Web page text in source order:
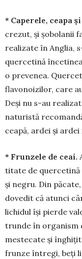
* Caperele, ceapa
crezut, și șobo­lanii
realizate în Anglia,
quer­cetină
o prevenea.
flavonoizilor, care
Deși nu s-au
naturistă
ceapă, ardei și
* Frunzele de ceai.
titate de quer­cetină
și negru. Din
dovedit că a­tunci
lichidul își pier­­­de
trunde în organism
mestecate și
frunze întregi, beți